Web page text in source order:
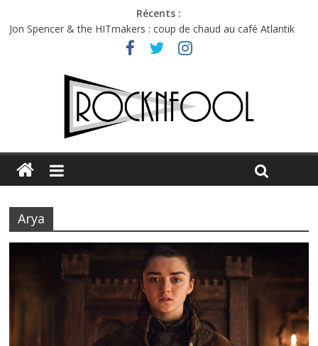
Récents :
Jon Spencer & the HITmakers : coup de chaud au café Atlantik
Hellfest 2026 vendredi : température et émotions en hausse
Hellfest 2026 jeudi : impossible de choisir entre chaleur et bonne
Première édition du Midgard Festival : entre bière, métal et
Charlie Puth à l’Olympia : la leçon de pop du Professeur Puth
Arya